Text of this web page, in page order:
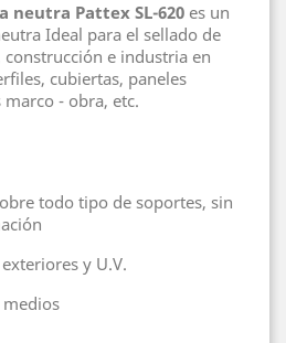
neutra Pattex SL-620 es un
Ideal para el sellado de
e industria en
cubiertas, paneles
- obra, etc.
todo tipo de soportes, sin
y U.V.